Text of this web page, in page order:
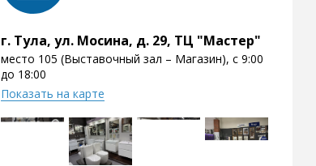
г. Тула, ул. Мосина, д. 29, ТЦ "Мастер"
место 105 (Выставочный зал – Магазин), с 9:00
до 18:00
Показать на карте